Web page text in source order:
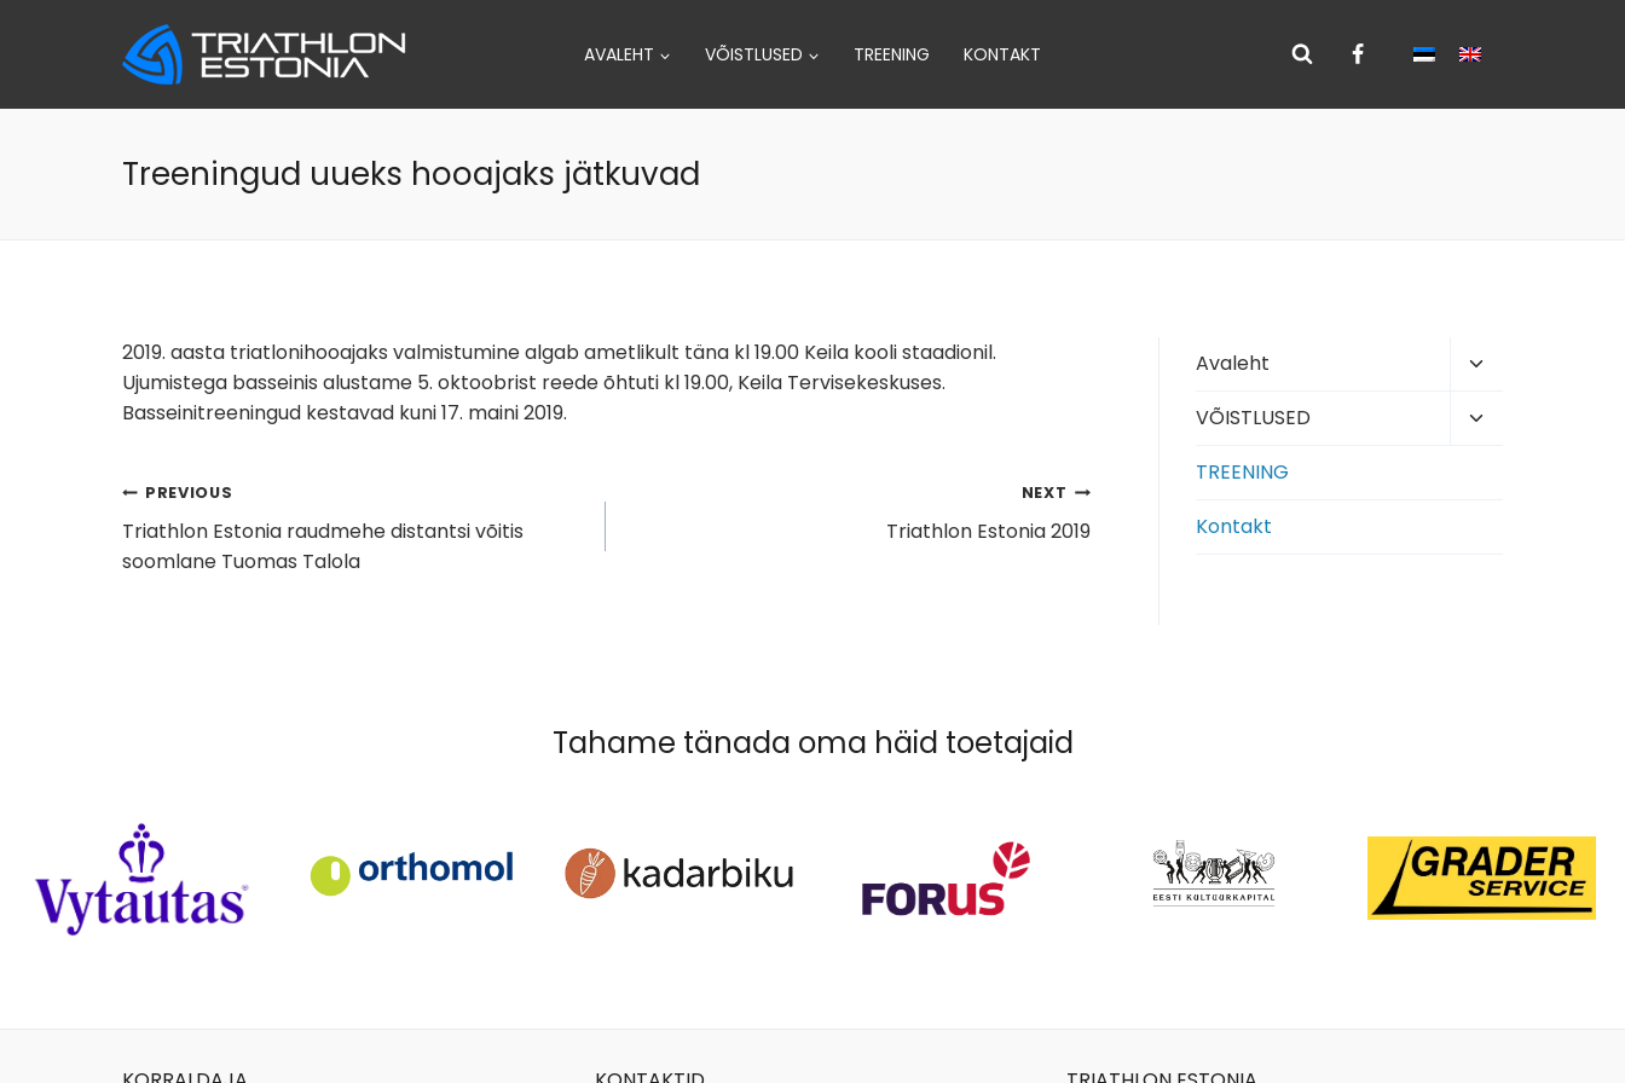
AVALEHT VÕISTLUSED TREENING KONTAKT
Treeningud uueks hooajaks jätkuvad
2019. aasta triatlonihooajaks valmistumine algab ametlikult täna kl 19.00 Keila kooli staadionil.
Ujumistega basseinis alustame 5. oktoobrist reede õhtuti kl 19.00, Keila Tervisekeskuses.
Basseinitreeningud kestavad kuni 17. maini 2019.
Navigeerimine
PREVIOUS
Triathlon Estonia raudmehe distantsi võitis
soomlane Tuomas Talola
NEXT
Triathlon Estonia 2019
Avaleht
Toggle
menu
VÕISTLUSED
Toggle
TREENING
Kontakt
Tahame tänada oma häid toetajaid